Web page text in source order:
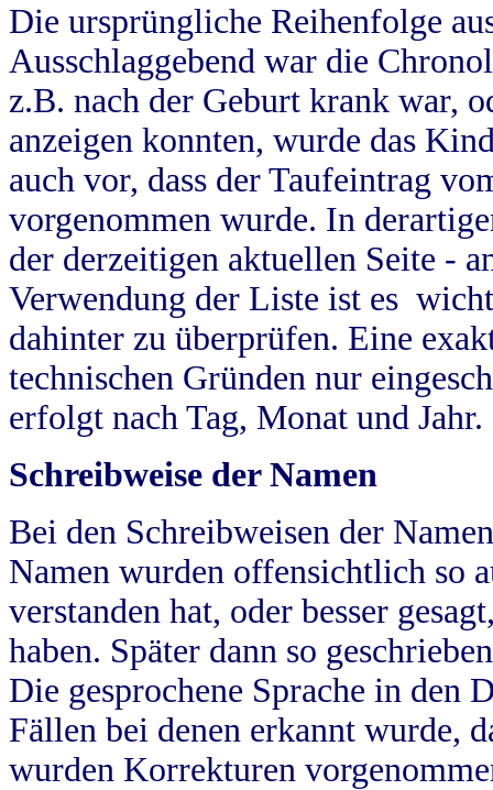
Die ursprüngliche Reihenfolge
Ausschlaggebend war die
z.B. nach der Geburt krank war,
anzeigen konnten, wurde das
auch vor, dass der Taufeintrag
vorgenommen wurde. In
der derzeitigen aktuellen Seite -
Verwendung der Liste ist es
dahinter zu überprüfen. Eine
technischen Gründen nur
erfolgt nach Tag, Monat und Jahr.
Schreibweise der Namen
Bei den Schreibweisen der
Namen wurden offensichtlich so
verstanden hat, oder besser
haben. Später dann so
Die gesprochene Sprache in
Fällen bei denen erkannt wurde,
wurden Korrekturen